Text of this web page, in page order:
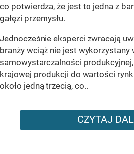
co potwierdza, że jest to jedna z
gałęzi przemysłu.
Jednocześnie eksperci zwracają
branży wciąż nie jest wykorzystany
samowystarczalności
krajowej produkcji do wartości
około jedną trzecią, co...
CZYTAJ